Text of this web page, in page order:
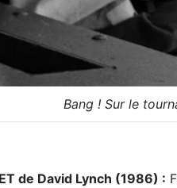
Bang ! Sur le
de David Lynch (1986) :